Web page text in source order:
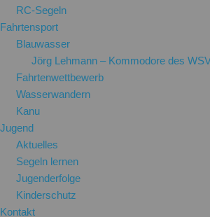
RC-Segeln
Fahrtensport
Blauwasser
Jörg Lehmann – Kommodore des
Fahrtenwettbewerb
Wasserwandern
Kanu
Jugend
Aktuelles
Segeln lernen
Jugenderfolge
Kinderschutz
Kontakt